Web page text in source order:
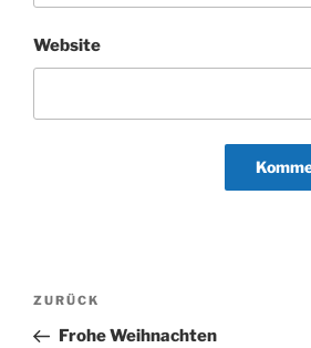
Website
Beitragsnavigation
Vorheriger
Beitrag
ZURÜCK
Frohe Weihnachten